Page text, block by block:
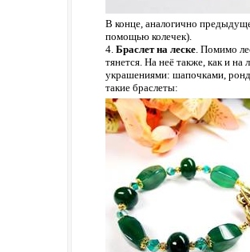
В конце, аналогично
помощью колечек).
4. Браслет на леске. Помимо
тянется. На неё также, как и
украшениями: шапочками,
такие браслеты: